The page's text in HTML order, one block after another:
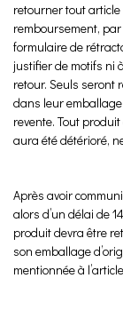
retourner tout
remboursement,
formulaire de
justifier de motifs ni
retour. Seuls seront
dans leur
revente. Tout
aura été détérioré,
Après avoir
alors d’un délai de
produit devra être
son emballage
mentionnée à